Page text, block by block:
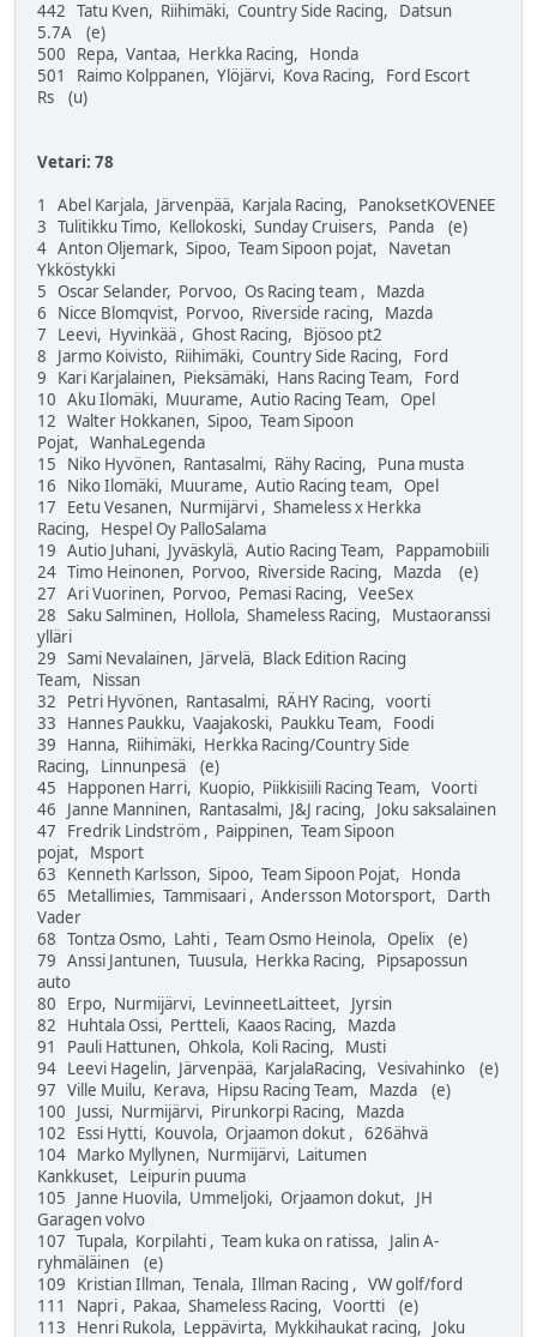
442 Tatu Kven, Riihimäki, Country Side Racing, Datsun
5.7A (e)
500 Repa, Vantaa, Herkka Racing, Honda
501 Raimo Kolppanen, Ylöjärvi, Kova Racing, Ford Escort
Rs (u)
Vetari: 78
1 Abel Karjala, Järvenpää, Karjala Racing, PanoksetKOVENEE
3 Tulitikku Timo, Kellokoski, Sunday Cruisers, Panda (e)
4 Anton Oljemark, Sipoo, Team Sipoon pojat, Navetan
Ykköstykki
5 Oscar Selander, Porvoo, Os Racing team , Mazda
6 Nicce Blomqvist, Porvoo, Riverside racing, Mazda
7 Leevi, Hyvinkää , Ghost Racing, Bjösoo pt2
8 Jarmo Koivisto, Riihimäki, Country Side Racing, Ford
9 Kari Karjalainen, Pieksämäki, Hans Racing Team, Ford
10 Aku Ilomäki, Muurame, Autio Racing Team, Opel
12 Walter Hokkanen, Sipoo, Team Sipoon
Pojat, WanhaLegenda
15 Niko Hyvönen, Rantasalmi, Rähy Racing, Puna musta
16 Niko Ilomäki, Muurame, Autio Racing team, Opel
17 Eetu Vesanen, Nurmijärvi , Shameless x Herkka
Racing, Hespel Oy PalloSalama
19 Autio Juhani, Jyväskylä, Autio Racing Team, Pappamobiili
24 Timo Heinonen, Porvoo, Riverside Racing, Mazda (e)
27 Ari Vuorinen, Porvoo, Pemasi Racing, VeeSex
28 Saku Salminen, Hollola, Shameless Racing, Mustaoranssi
ylläri
29 Sami Nevalainen, Järvelä, Black Edition Racing
Team, Nissan
32 Petri Hyvönen, Rantasalmi, RÄHY Racing, voorti
33 Hannes Paukku, Vaajakoski, Paukku Team, Foodi
39 Hanna, Riihimäki, Herkka Racing/Country Side
Racing, Linnunpesä (e)
45 Happonen Harri, Kuopio, Piikkisiili Racing Team, Voorti
46 Janne Manninen, Rantasalmi, J&J racing, Joku saksalainen
47 Fredrik Lindström , Paippinen, Team Sipoon
pojat, Msport
63 Kenneth Karlsson, Sipoo, Team Sipoon Pojat, Honda
65 Metallimies, Tammisaari , Andersson Motorsport, Darth
Vader
68 Tontza Osmo, Lahti , Team Osmo Heinola, Opelix (e)
79 Anssi Jantunen, Tuusula, Herkka Racing, Pipsapossun
auto
80 Erpo, Nurmijärvi, LevinneetLaitteet, Jyrsin
82 Huhtala Ossi, Pertteli, Kaaos Racing, Mazda
91 Pauli Hattunen, Ohkola, Koli Racing, Musti
94 Leevi Hagelin, Järvenpää, KarjalaRacing, Vesivahinko (e)
97 Ville Muilu, Kerava, Hipsu Racing Team, Mazda (e)
100 Jussi, Nurmijärvi, Pirunkorpi Racing, Mazda
102 Essi Hytti, Kouvola, Orjaamon dokut , 626ähvä
104 Marko Myllynen, Nurmijärvi, Laitumen
Kankkuset, Leipurin puuma
105 Janne Huovila, Ummeljoki, Orjaamon dokut, JH
Garagen volvo
107 Tupala, Korpilahti , Team kuka on ratissa, Jalin A-
ryhmäläinen (e)
109 Kristian Illman, Tenala, Illman Racing , VW golf/ford
111 Napri , Pakaa, Shameless Racing, Voortti (e)
113 Henri Rukola, Leppävirta, Mykkihaukat racing, Joku